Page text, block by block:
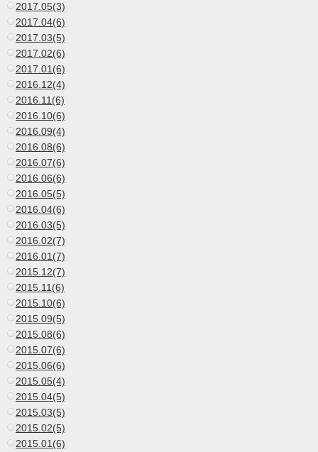
2017.05(3)
2017.04(6)
2017.03(5)
2017.02(6)
2017.01(6)
2016.12(4)
2016.11(6)
2016.10(6)
2016.09(4)
2016.08(6)
2016.07(6)
2016.06(6)
2016.05(5)
2016.04(6)
2016.03(5)
2016.02(7)
2016.01(7)
2015.12(7)
2015.11(6)
2015.10(6)
2015.09(5)
2015.08(6)
2015.07(6)
2015.06(6)
2015.05(4)
2015.04(5)
2015.03(5)
2015.02(5)
2015.01(6)